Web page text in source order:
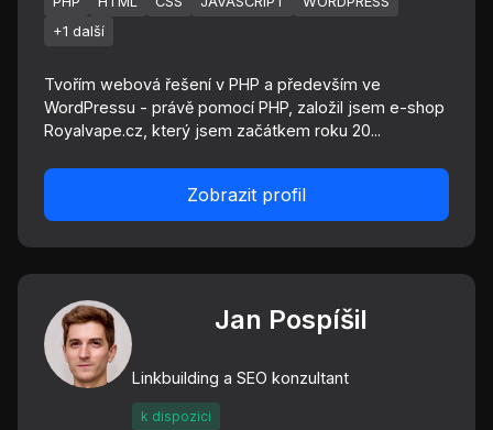
+1 další
Tvořím webová řešení v PHP a především ve
WordPressu - právě pomocí PHP, založil jsem e-shop
Royalvape.cz, který jsem začátkem roku 20...
Zobrazit profil
Jan Pospíšil
Linkbuilding a SEO konzultant
k dispozici